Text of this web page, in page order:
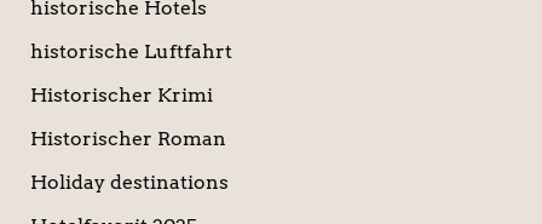
historische Hotels
historische Luftfahrt
Historischer Krimi
Historischer Roman
Holiday destinations